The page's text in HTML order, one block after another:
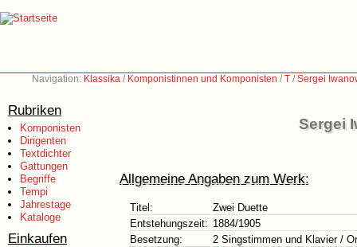
Navigation: Klassika / Komponistinnen und Komponisten /T /Sergei
Rubriken
Komponisten
Dirigenten
Textdichter
Gattungen
Begriffe
Tempi
Jahrestage
Kataloge
Einkaufen
Sergei
Allgemeine Angaben zum Werk:
Titel:
Zwei Duette
Entstehungszeit: 1884/1905
Besetzung:
2 Singstimmen und Klavier /